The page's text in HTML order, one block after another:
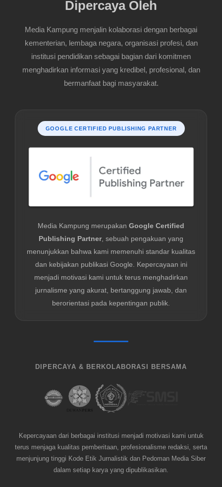
Dipercaya Oleh
Media Kampung menjalin kolaborasi dengan berbagai
kementerian, lembaga negara, organisasi profesi, dan
institusi pendidikan sebagai bagian dari komitmen
menghadirkan informasi yang kredibel, profesional, dan
bermanfaat bagi masyarakat.
GOOGLE CERTIFIED PUBLISHING PARTNER
Media Kampung merupakan Google Certified
Publishing Partner, sebuah pengakuan yang
menunjukkan bahwa kami memenuhi standar kualitas
dan kebijakan publikasi Google. Kepercayaan ini
menjadi motivasi kami untuk terus menghadirkan
jurnalisme yang akurat, bertanggung jawab, dan
berorientasi pada kepentingan publik.
DIPERCAYA & BERKOLABORASI BERSAMA
Kepercayaan dari berbagai institusi menjadi motivasi kami untuk
terus menjaga kualitas pemberitaan, profesionalisme redaksi, serta
menjunjung tinggi Kode Etik Jurnalistik dan Pedoman Media Siber
dalam setiap karya yang dipublikasikan.